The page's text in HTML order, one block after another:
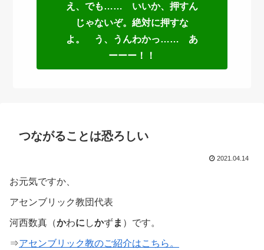
え、でも…… いいか、押すん
じゃないぞ。絶対に押すな
よ。 う、うんわかっ…… あ
ーーー！！
つながることは恐ろしい
2021.04.14
お元気ですか、
アセンブリック教団代表
河西数真（かわに しかずま ）です。
⇒アセンブリック教のご紹介はこちら。